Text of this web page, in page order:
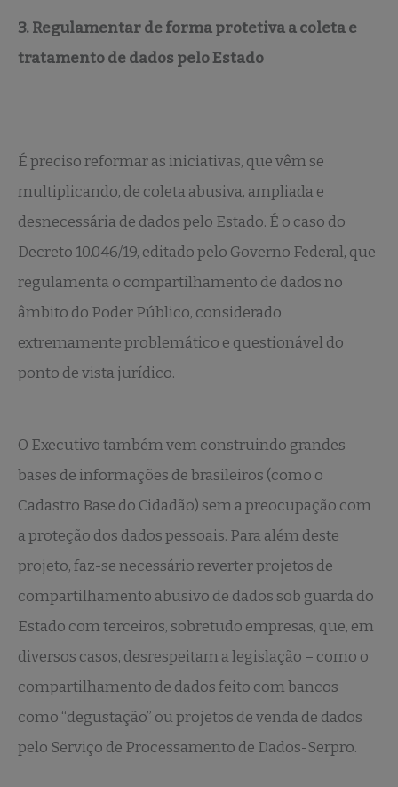
3. Regulamentar de forma protetiva a coleta e
tratamento de dados pelo Estado
É preciso reformar as iniciativas, que vêm se
multiplicando, de coleta abusiva, ampliada e
desnecessária de dados pelo Estado. É o caso do
Decreto 10.046/19, editado pelo Governo Federal, que
regulamenta o compartilhamento de dados no
âmbito do Poder Público, considerado
extremamente problemático e questionável do
ponto de vista jurídico.
O Executivo também vem construindo grandes
bases de informações de brasileiros (como o
Cadastro Base do Cidadão) sem a preocupação com
a proteção dos dados pessoais. Para além deste
projeto, faz-se necessário reverter projetos de
compartilhamento abusivo de dados sob guarda do
Estado com terceiros, sobretudo empresas, que, em
diversos casos, desrespeitam a legislação – como o
compartilhamento de dados feito com bancos
como “degustação” ou projetos de venda de dados
pelo Serviço de Processamento de Dados-Serpro.